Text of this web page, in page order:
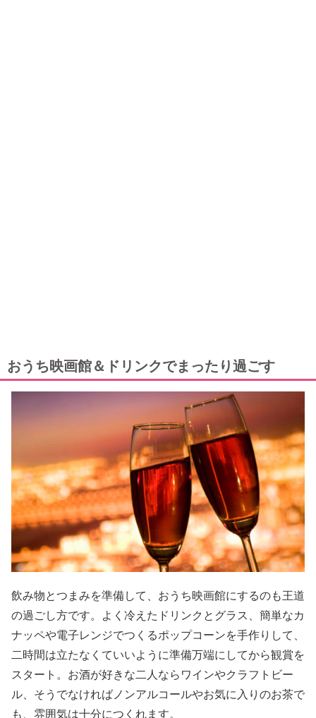
おうち映画館＆ドリンクでまったり過ごす
飲み物とつまみを準備して、おうち映画館にするのも王道
の過ごし方です。よく冷えたドリンクとグラス、簡単なカ
ナッペや電子レンジでつくるポップコーンを手作りして、
二時間は立たなくていいように準備万端にしてから観賞を
スタート。お酒が好きな二人ならワインやクラフトビー
ル、そうでなければノンアルコールやお気に入りのお茶で
も、雰囲気は十分につくれます。